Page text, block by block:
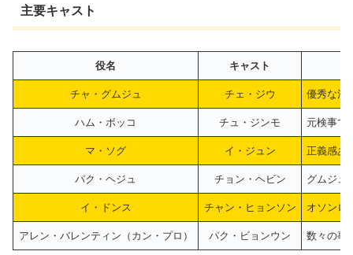
主要キャスト
役名 キャスト
チャ・グムジュ チェ・ジウ 優秀な法
ハム・ボッコ チュ・ジンモ 元検事で
マ・ソグ イ・ジュン 正義感あ
パク・ヘジュ チョン・ヘビン グムジュ
イ・ドンス チャン・ヒョンソン オソンロ
アレン・バレンティン（カン・プロ） パク・ビョンウン 数々の事